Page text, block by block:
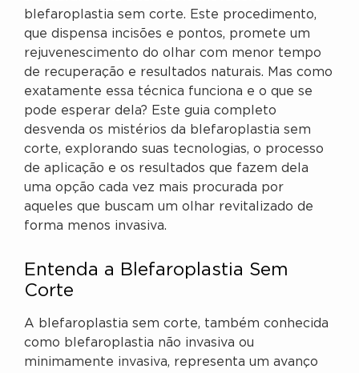
blefaroplastia sem corte. Este procedimento,
que dispensa incisões e pontos, promete um
rejuvenescimento do olhar com menor tempo
de recuperação e resultados naturais. Mas como
exatamente essa técnica funciona e o que se
pode esperar dela? Este guia completo
desvenda os mistérios da blefaroplastia sem
corte, explorando suas tecnologias, o processo
de aplicação e os resultados que fazem dela
uma opção cada vez mais procurada por
aqueles que buscam um olhar revitalizado de
forma menos invasiva.
Entenda a Blefaroplastia Sem
Corte
A blefaroplastia sem corte, também conhecida
como blefaroplastia não invasiva ou
minimamente invasiva, representa um avanço